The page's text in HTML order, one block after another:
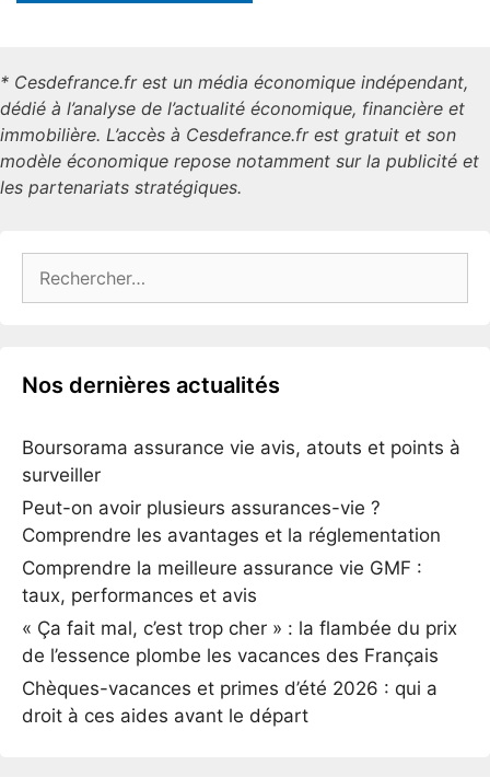
* Cesdefrance.fr est un média économique indépendant,
dédié à l’analyse de l’actualité économique, financière et
immobilière. L’accès à Cesdefrance.fr est gratuit et son
modèle économique repose notamment sur la publicité et
les partenariats stratégiques.
Nos dernières actualités
Boursorama assurance vie avis, atouts et points à
surveiller
Peut-on avoir plusieurs assurances-vie ?
Comprendre les avantages et la réglementation
Comprendre la meilleure assurance vie GMF :
taux, performances et avis
« Ça fait mal, c’est trop cher » : la flambée du prix
de l’essence plombe les vacances des Français
Chèques-vacances et primes d’été 2026 : qui a
droit à ces aides avant le départ